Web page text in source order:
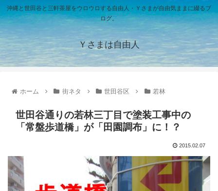
沖縄と世田谷と三軒茶屋をウロウロする自由人・Ｙさまが自由気ままに綴るブ
ログ。
Ｙさまは自由人
ホーム 街ネタ 世田谷区 若林
世田谷通りの若林三丁目で塗装工事中の
「常盤歩道橋」が「田園調布」に！？
2015.02.07